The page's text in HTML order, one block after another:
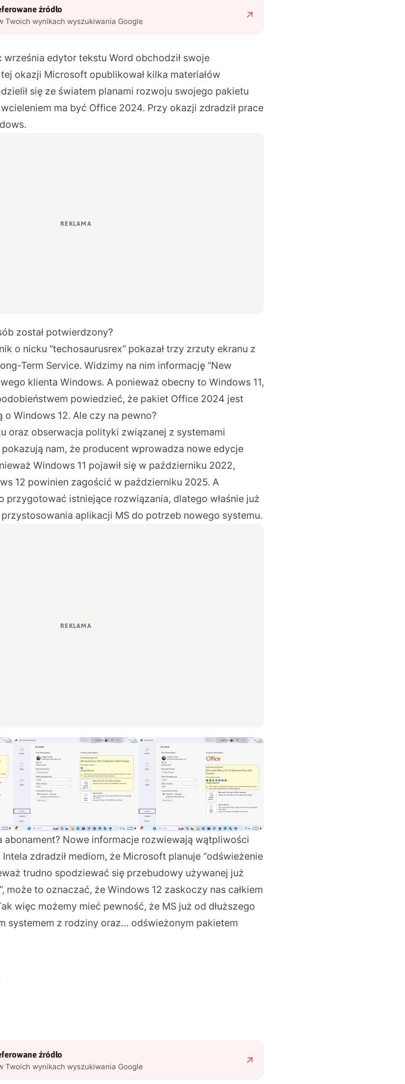
źródło
Twoich wynikach wyszukiwania Google
edytor tekstu Word obchodził swoje
okazji Microsoft opublikował kilka materiałów
się ze światem planami rozwoju swojego pakietu
ma być Office 2024. Przy okazji zdradził prace
został potwierdzony?
o nicku “techosaurusrex” pokazał trzy zrzuty ekranu z
Term Service. Widzimy na nim informację “New
klienta Windows. A ponieważ obecny to Windows 11,
powiedzieć, że pakiet Office 2024 jest
Windows 12. Ale czy na pewno?
oraz obserwacja polityki związanej z systemami
nam, że producent wprowadza nowe edycje
Windows 11 pojawił się w październiku 2022,
12 powinien zagościć w październiku 2025. A
przygotować istniejące rozwiązania, dlatego właśnie już
aplikacji MS do potrzeb nowego systemu.
abonament? Nowe informacje rozwiewają wątpliwości
zdradził mediom, że Microsoft planuje “odświeżenie
trudno spodziewać się przebudowy używanej już
może to oznaczać, że Windows 12 zaskoczy nas całkiem
więc możemy mieć pewność, że MS już od dłuższego
systemem z rodziny oraz… odświeżonym pakietem
źródło
Twoich wynikach wyszukiwania Google